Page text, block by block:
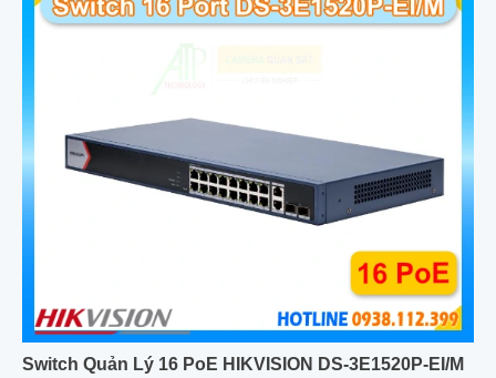
Switch Quản Lý 16 PoE HIKVISION DS-3E1520P-EI/M